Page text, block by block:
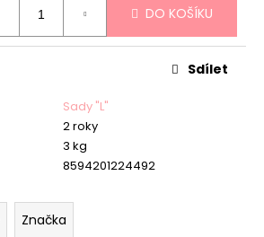
DO KOŠÍKU
Sady "L"
2 roky
3 kg
8594201224492
Sdílet
Značka